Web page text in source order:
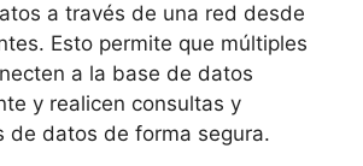
a través de una red desde
Esto permite que múltiples
a la base de datos
y realicen consultas y
de datos de forma segura.